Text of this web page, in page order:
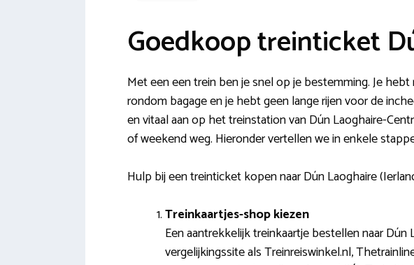
Goedkoop treinticket
Met een een trein ben je snel op je bestemming. Je
rondom bagage en je hebt geen lange rijen voor de
en vitaal aan op het treinstation van Dún Laoghaire-
of weekend weg. Hieronder vertellen we in enkele
Hulp bij een treinticket kopen naar Dún Laoghaire
Treinkaartjes-shop kiezen
Een aantrekkelijk treinkaartje bestellen naar
vergelijkingssite als Treinreiswinkel.nl,